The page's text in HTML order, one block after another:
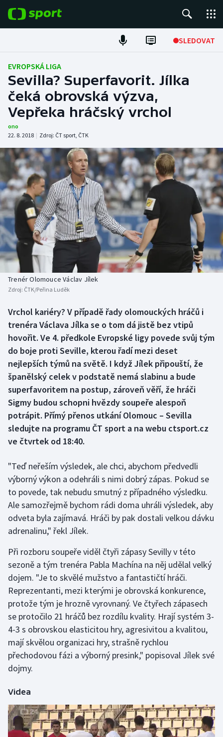
SLEDOVAT
Fotbal
Hokej
Tenis
Atletika
Cyklistika
DALŠÍ SPORTY
Americký fotbal
Baseball a softbal
Basketbal
Biatlon
Box
Curling
Dostihy
Florbal
Futsal
Golf
Gymnastika
Házená
Jezdectví
Krasobruslení
Lezení
Lyže a snowboard
Moderní pětiboj
Motorsport
Parasport
Plavání
NEPŘEHLÉDNĚTE
Soutěže
Historické návraty
Aplikace ČT sport
EVROPSKÁ LIGA
Sevilla? Superfavorit. Jílka
čeká obrovská výzva,
Vepřeka hráčský vrchol
ono
22. 8. 2018 | Zdroj: ČT sport, ČTK
Trenér Olomouce Václav Jílek
Zdroj: ČTK/Peřina Luděk
Vrchol kariéry? V případě řady olomouckých hráčů i
trenéra Václava Jílka se o tom dá jistě bez vtipů
hovořit. Ve 4. předkole Evropské ligy povede svůj tým
do boje proti Seville, kterou řadí mezi deset
nejlepších týmů na světě. I když Jílek připouští, že
španělský celek v podstatě nemá slabinu a bude
superfavoritem na postup, zároveň věří, že hráči
Sigmy budou schopni hvězdy soupeře alespoň
potrápit. Přímý přenos utkání Olomouc – Sevilla
sledujte na programu ČT sport a na webu ctsport.cz
ve čtvrtek od 18:40.
"Teď neřeším výsledek, ale chci, abychom předvedli
výborný výkon a odehráli s nimi dobrý zápas. Pokud se
to povede, tak nebudu smutný z případného výsledku.
Ale samozřejmě bychom rádi doma uhráli výsledek, aby
odveta byla zajímavá. Hráči by pak dostali velkou dávku
adrenalinu," řekl Jílek.
Při rozboru soupeře viděl čtyři zápasy Sevilly v této
sezoně a tým trenéra Pabla Machína na něj udělal velký
dojem. "Je to skvělé mužstvo a fantastičtí hráči.
Reprezentanti, mezi kterými je obrovská konkurence,
protože tým je hrozně vyrovnaný. Ve čtyřech zápasech
se protočilo 21 hráčů bez rozdílu kvality. Hrají systém 3-
4-3 s obrovskou elasticitou hry, agresivitou a kvalitou,
mají skvělou organizaci hry, strašně rychlou
přechodovou fázi a výborný presink," popisoval Jílek své
dojmy.
Videa